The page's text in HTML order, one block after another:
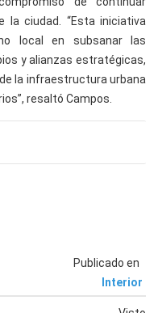
Publicado en
Interior
la ciudad. “Esta iniciativa
local en subsanar las
y alianzas estratégicas,
la infraestructura urbana
resaltó Campos.